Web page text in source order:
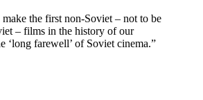
the first non-Soviet – not to be
– films in the history of our
‘long farewell’ of Soviet cinema.”